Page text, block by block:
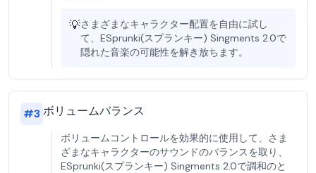
💡さまざまなキャラクター配置を自由に試し
て、ESprunki(スプランキー) Singments 2.0で
隠れた音楽の可能性を解き放ちます。
#3ボリュームバランス
ボリュームコントロールを効果的に使用して、さま
ざまなキャラクターのサウンドのバランスを取り、
ESprunki(スプランキー) Singments 2.0で調和のと